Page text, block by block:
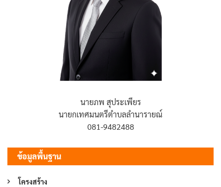
นายภพ สุประเพียร
นายกเทศมนตรีตำบลลำนารายณ์
081-9482488
ข้อมูลพื้นฐาน
โครงสร้าง